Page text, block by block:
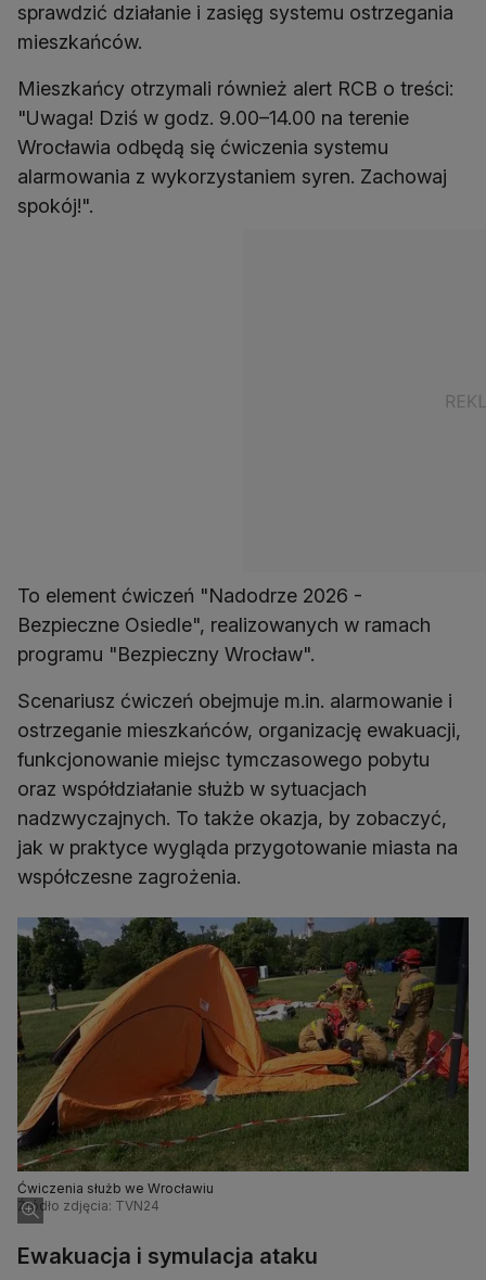
sprawdzić działanie i zasięg systemu ostrzegania
mieszkańców.
Mieszkańcy otrzymali również alert RCB o treści:
"Uwaga! Dziś w godz. 9.00–14.00 na terenie
Wrocławia odbędą się ćwiczenia systemu
alarmowania z wykorzystaniem syren. Zachowaj
spokój!".
To element ćwiczeń "Nadodrze 2026 -
Bezpieczne Osiedle", realizowanych w ramach
programu "Bezpieczny Wrocław".
Scenariusz ćwiczeń obejmuje m.in. alarmowanie i
ostrzeganie mieszkańców, organizację ewakuacji,
funkcjonowanie miejsc tymczasowego pobytu
oraz współdziałanie służb w sytuacjach
nadzwyczajnych. To także okazja, by zobaczyć,
jak w praktyce wygląda przygotowanie miasta na
współczesne zagrożenia.
Ćwiczenia służb we Wrocławiu
Źródło zdjęcia: TVN24
Ewakuacja i symulacja ataku